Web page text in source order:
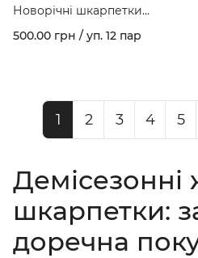
Новорічні шкарпетки
зимові махрові з малюнком
"Санта" асорті кольорів в
500.00 грн / уп. 12 пар
1 2 3 4 5
Демісезонні
шкарпетки:
доречна